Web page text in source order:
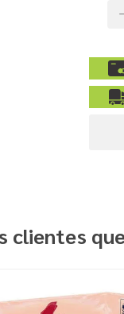
h
clientes